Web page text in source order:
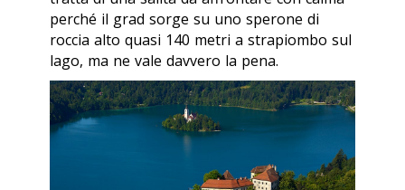
perché il grad sorge su uno sperone di
roccia alto quasi 140 metri a strapiombo sul
lago, ma ne vale davvero la pena.